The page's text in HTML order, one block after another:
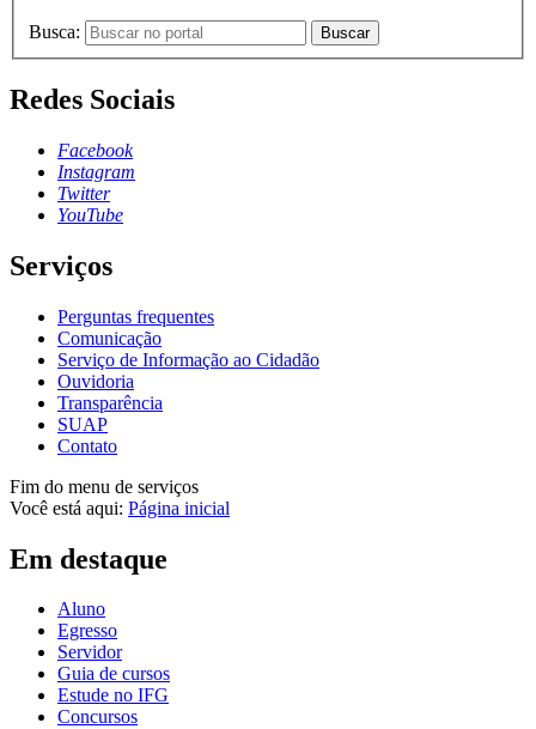
Busca: Buscar
Redes Sociais
Facebook
Instagram
Twitter
YouTube
Serviços
Perguntas frequentes
Comunicação
Serviço de Informação ao Cidadão
Ouvidoria
Transparência
SUAP
Contato
Fim do menu de serviços
Você está aqui: Página inicial
Em destaque
Aluno
Egresso
Servidor
Guia de cursos
Estude no IFG
Concursos